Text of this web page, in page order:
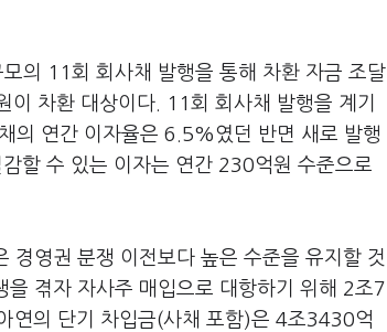
의 11회 회사채 발행을 통해 차환 자금 조달
차환 대상이다. 11회 회사채 발행을 계기
의 연간 이자율은 6.5%였던 반면 새로 발행
할 수 있는 이자는 연간 230억원 수준으로
경영권 분쟁 이전보다 높은 수준을 유지할 것
겪자 자사주 매입으로 대항하기 위해 2조7
연의 단기 차입금(사채 포함)은 4조3430억